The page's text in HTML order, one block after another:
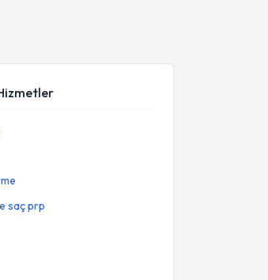
saç prp